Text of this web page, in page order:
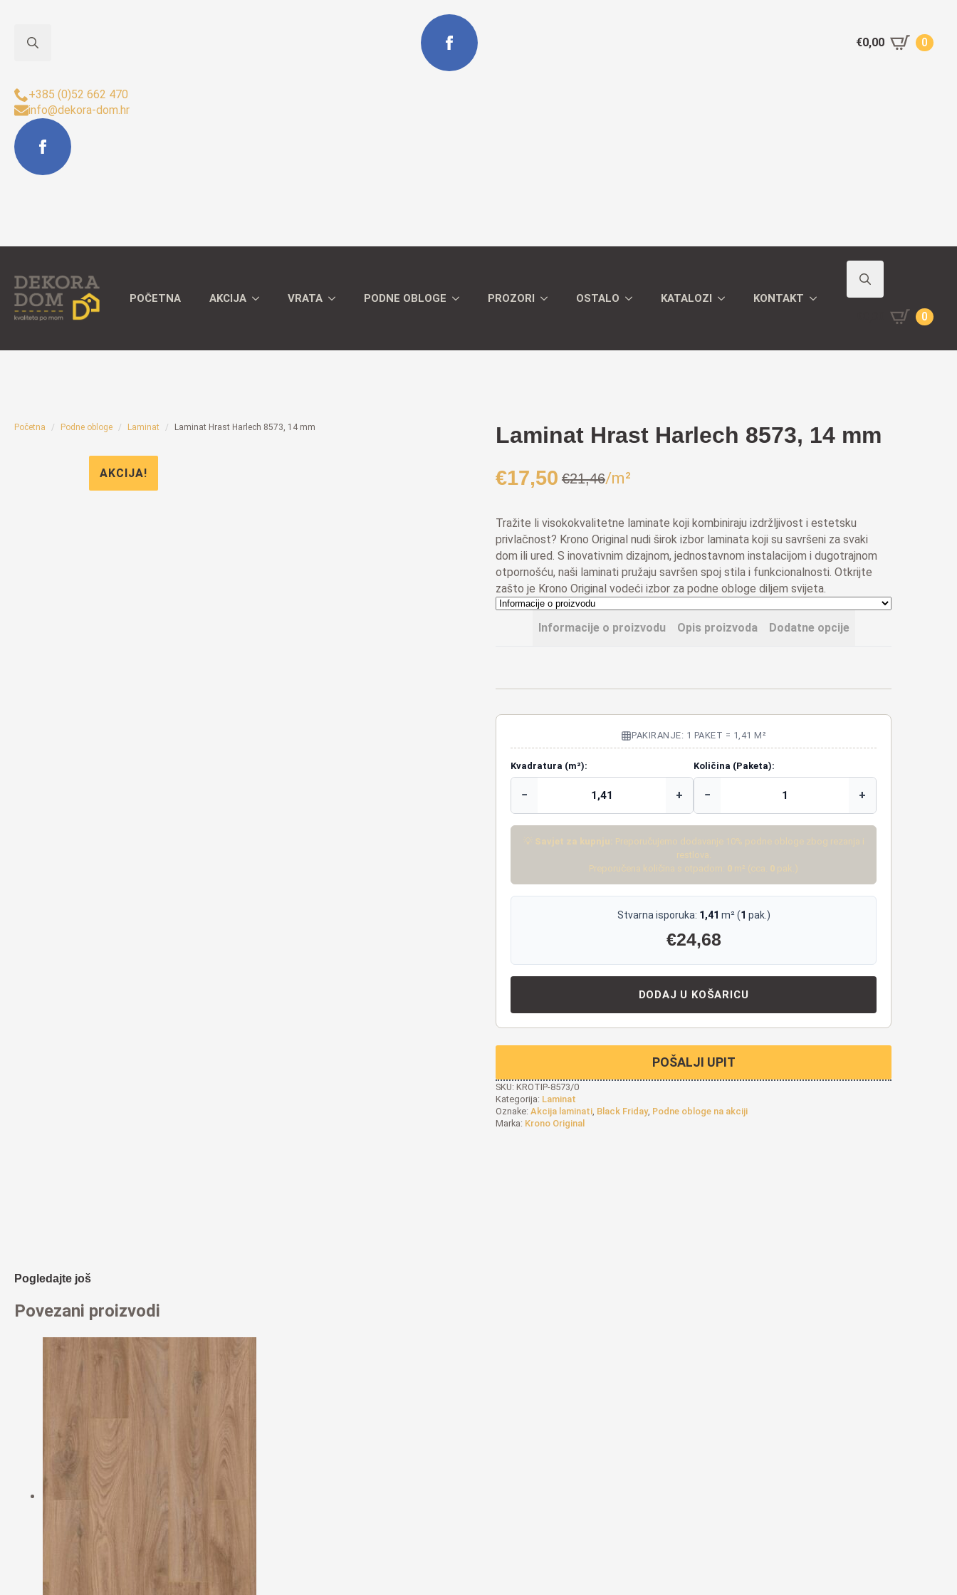
+385 (0)52 662 470
info@dekora-dom.hr
POČETNA AKCIJA VRATA PODNE OBLOGE PROZORI OSTALO KATALOZI KONTAKT
0
€0,00 0
Početna Podne obloge Laminat Laminat Hrast Harlech 8573, 14 mm
AKCIJA!
Laminat Hrast Harlech 8573, 14 mm
€21,46
Izvorna
bila
je:
€21,46.
€17,50
Trenutna
je:
€17,50.
/m²
Tražite li visokokvalitetne laminate koji kombiniraju izdržljivost i estetsku
privlačnost? Krono Original nudi širok izbor laminata koji su savršeni za svaki
dom ili ured. S inovativnim dizajnom, jednostavnom instalacijom i dugotrajnom
otpornošću, naši laminati pružaju savršen spoj stila i funkcionalnosti. Otkrijte
zašto je Krono Original vodeći izbor za podne obloge diljem svijeta.
Informacije o proizvodu Opis proizvoda Dodatne opcije
PAKIRANJE: 1 PAKET = 1,41 M²
Kvadratura (m²):
− +
Količina (Paketa):
− +
💡 Savjet za kupnju: Preporučujemo dodavanje 10% podne obloge zbog rezanja i
restlova.
Preporučena količina s otpadom: 0 m² (cca. 0 pak.)
Stvarna isporuka: 1,41 m² (1 pak.)
€24,68
DODAJ U KOŠARICU
POŠALJI UPIT
SKU: KROTIP-8573/0
Kategorija: Laminat
Oznake: Akcija laminati, Black Friday, Podne obloge na akciji
Marka: Krono Original
Pogledajte još
Povezani proizvodi